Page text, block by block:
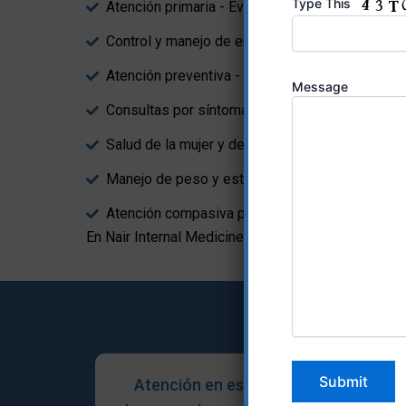
Atención primaria - Evaluaciones completas y
Control y manejo de enfermedades crónicas -
Atención preventiva - Chequeos anuales,
Consultas por síntomas comunes - Dolor,
Salud de la mujer y del hombre
Manejo de peso y estilo de vida saludable
Atención compasiva para adultos y personas
En Nair Internal Medicine, su salud es nuestra
Atención en español sin
Type This
Message